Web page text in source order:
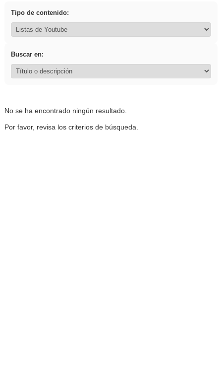
Tipo de contenido:
Buscar en:
No se ha encontrado ningún resultado.
Por favor, revisa los criterios de búsqueda.